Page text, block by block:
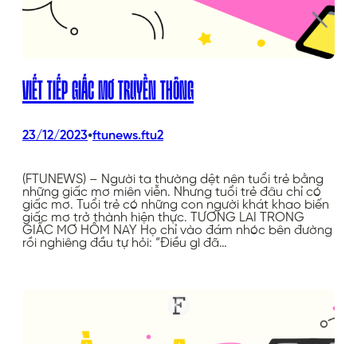
VIẾT TIẾP GIẤC MƠ TRUYỀN THÔNG
23/12/2023•ftunews.ftu2
(FTUNEWS) – Người ta thường dệt nên tuổi trẻ bằng
những giấc mơ miên viễn. Nhưng tuổi trẻ đâu chỉ có
giấc mơ. Tuổi trẻ có những con người khát khao biến
giấc mơ trở thành hiện thực. TƯƠNG LAI TRONG
GIẤC MƠ HÔM NAY Họ chỉ vào đám nhóc bên đường
rồi nghiêng đầu tự hỏi: “Điều gì đã…